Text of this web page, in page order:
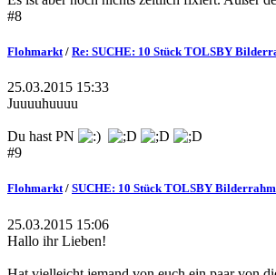
#8
Flohmarkt/ Re: SUCHE: 10 Stück TOLSBY
25.03.2015 15:33
Juuuuhuuuu
Du hast PN
#9
Flohmarkt/ SUCHE: 10 Stück TOLSBY
25.03.2015 15:06
Hallo ihr Lieben!